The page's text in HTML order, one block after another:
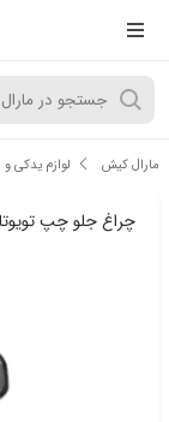
مارال کیش لوازم یدکی و
چراغ جلو چپ تویوتا